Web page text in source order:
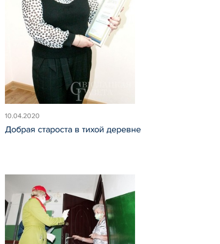
10.04.2020
Добрая староста в тихой деревне